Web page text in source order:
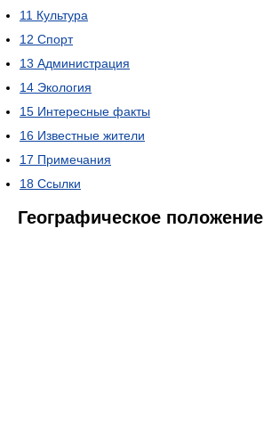
11 Культура
12 Спорт
13 Администрация
14 Экология
15 Интересные факты
16 Известные жители
17 Примечания
18 Ссылки
Географическое положение